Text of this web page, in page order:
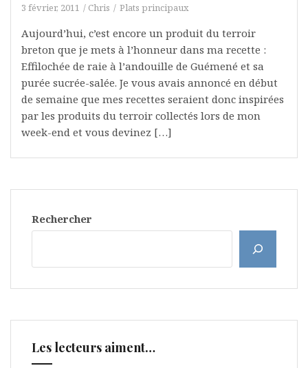
3 février, 2011 Chris Plats principaux
Aujourd’hui, c’est encore un produit du terroir
breton que je mets à l’honneur dans ma recette :
Effilochée de raie à l’andouille de Guémené et sa
purée sucrée-salée. Je vous avais annoncé en début
de semaine que mes recettes seraient donc inspirées
par les produits du terroir collectés lors de mon
week-end et vous devinez […]
Rechercher
Les lecteurs aiment…